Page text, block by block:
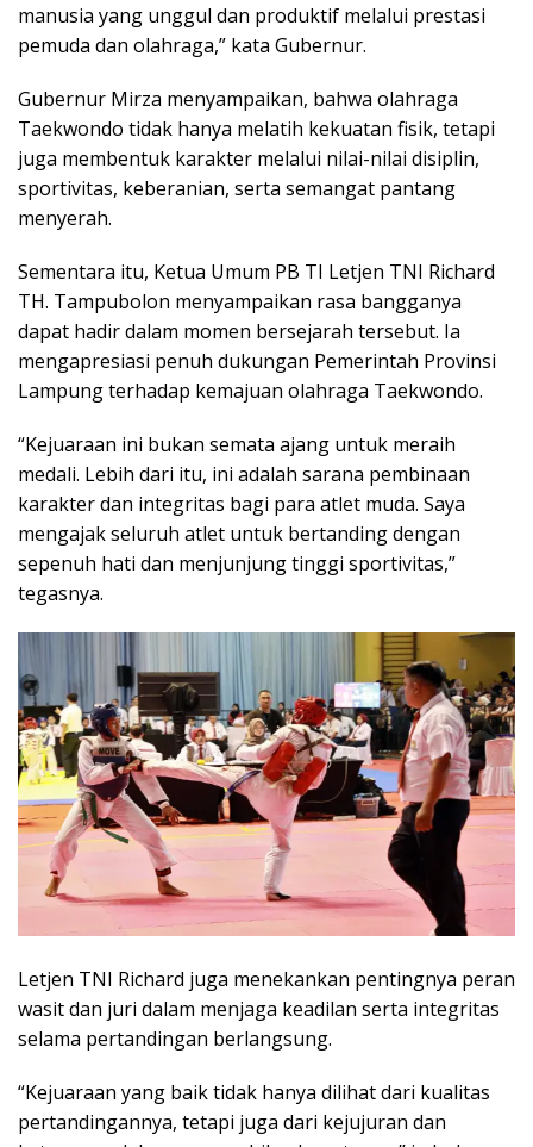
manusia yang unggul dan produktif melalui prestasi
pemuda dan olahraga,” kata Gubernur.
Gubernur Mirza menyampaikan, bahwa olahraga
Taekwondo tidak hanya melatih kekuatan fisik, tetapi
juga membentuk karakter melalui nilai-nilai disiplin,
sportivitas, keberanian, serta semangat pantang
menyerah.
Sementara itu, Ketua Umum PB TI Letjen TNI Richard
TH. Tampubolon menyampaikan rasa bangganya
dapat hadir dalam momen bersejarah tersebut. Ia
mengapresiasi penuh dukungan Pemerintah Provinsi
Lampung terhadap kemajuan olahraga Taekwondo.
“Kejuaraan ini bukan semata ajang untuk meraih
medali. Lebih dari itu, ini adalah sarana pembinaan
karakter dan integritas bagi para atlet muda. Saya
mengajak seluruh atlet untuk bertanding dengan
sepenuh hati dan menjunjung tinggi sportivitas,”
tegasnya.
Letjen TNI Richard juga menekankan pentingnya peran
wasit dan juri dalam menjaga keadilan serta integritas
selama pertandingan berlangsung.
“Kejuaraan yang baik tidak hanya dilihat dari kualitas
pertandingannya, tetapi juga dari kejujuran dan